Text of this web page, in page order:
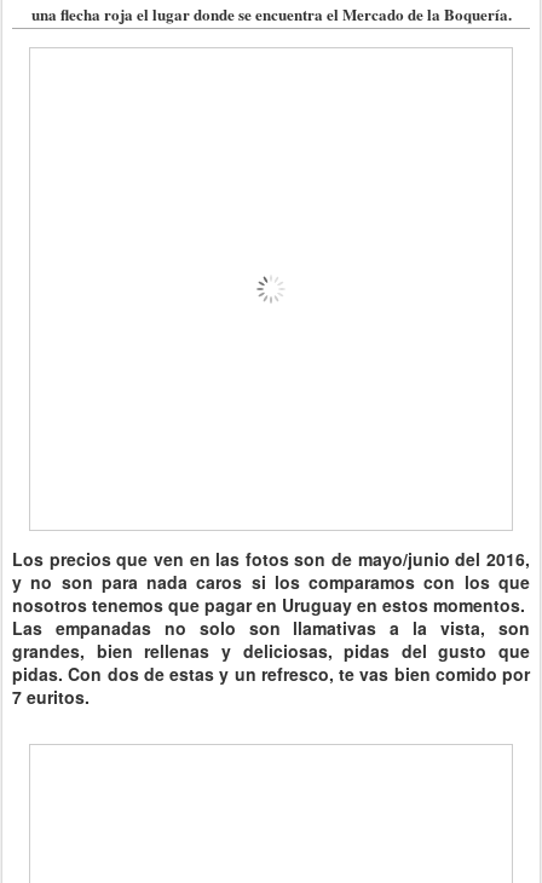
una flecha roja el lugar donde se encuentra el Mercado de la Boquería.
Los precios que ven en las fotos son de mayo/junio del 2016,
y no son para nada caros si los comparamos con los que
nosotros tenemos que pagar en Uruguay en estos momentos.
Las empanadas no solo son llamativas a la vista, son
grandes, bien rellenas y deliciosas, pidas del gusto que
pidas. Con dos de estas y un refresco, te vas bien comido por
7 euritos.